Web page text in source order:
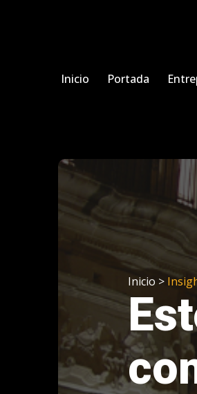
Inicio Portada
Inicio >